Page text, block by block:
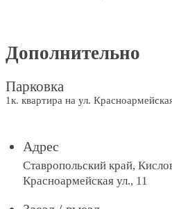
Дополнительно
Парковка
1к. квартира на ул.
Адрес
Ставропольский край,
Красноармейская ул., 11